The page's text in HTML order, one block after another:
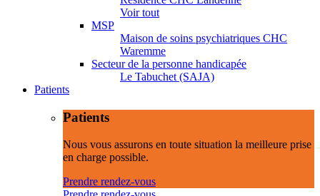
Voir tout
MSP
Maison de soins psychiatriques CHC
Waremme
Secteur de la personne handicapée
Le Tabuchet (SAJA)
Patients
Patients
Nous vous assurons en toute situation la meilleure prise
en charge possible.
Prendre rendez-vous